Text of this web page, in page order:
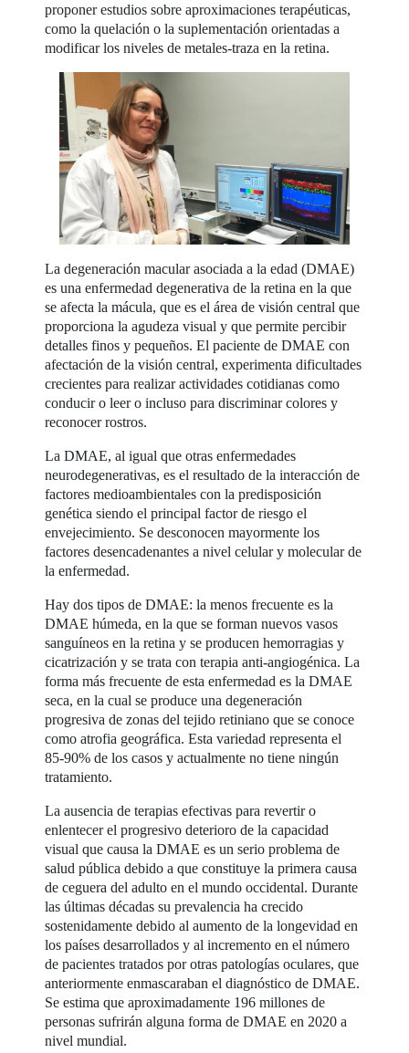
proponer estudios sobre aproximaciones terapéuticas,
como la quelación o la suplementación orientadas a
modificar los niveles de metales-traza en la retina.
La degeneración macular asociada a la edad (DMAE)
es una enfermedad degenerativa de la retina en la que
se afecta la mácula, que es el área de visión central que
proporciona la agudeza visual y que permite percibir
detalles finos y pequeños. El paciente de DMAE con
afectación de la visión central, experimenta dificultades
crecientes para realizar actividades cotidianas como
conducir o leer o incluso para discriminar colores y
reconocer rostros.
La DMAE, al igual que otras enfermedades
neurodegenerativas, es el resultado de la interacción de
factores medioambientales con la predisposición
genética siendo el principal factor de riesgo el
envejecimiento. Se desconocen mayormente los
factores desencadenantes a nivel celular y molecular de
la enfermedad.
Hay dos tipos de DMAE: la menos frecuente es la
DMAE húmeda, en la que se forman nuevos vasos
sanguíneos en la retina y se producen hemorragias y
cicatrización y se trata con terapia anti-angiogénica. La
forma más frecuente de esta enfermedad es la DMAE
seca, en la cual se produce una degeneración
progresiva de zonas del tejido retiniano que se conoce
como atrofia geográfica. Esta variedad representa el
85-90% de los casos y actualmente no tiene ningún
tratamiento.
La ausencia de terapias efectivas para revertir o
enlentecer el progresivo deterioro de la capacidad
visual que causa la DMAE es un serio problema de
salud pública debido a que constituye la primera causa
de ceguera del adulto en el mundo occidental. Durante
las últimas décadas su prevalencia ha crecido
sostenidamente debido al aumento de la longevidad en
los países desarrollados y al incremento en el número
de pacientes tratados por otras patologías oculares, que
anteriormente enmascaraban el diagnóstico de DMAE.
Se estima que aproximadamente 196 millones de
personas sufrirán alguna forma de DMAE en 2020 a
nivel mundial.